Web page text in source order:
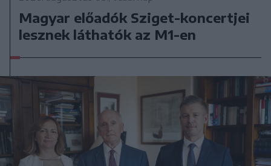
Magyar előadók Sziget-koncertjei
lesznek láthatók az M1-en